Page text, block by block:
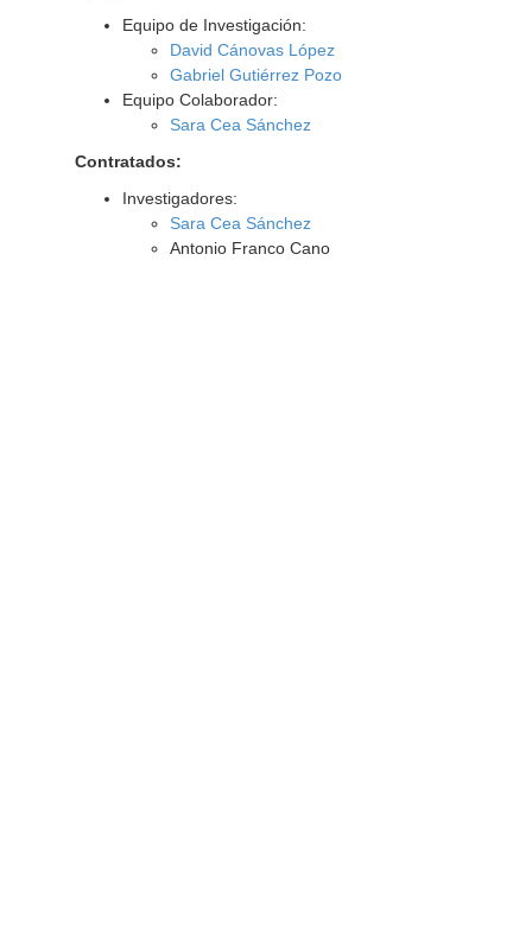
Equipo de Investigación:
David Cánovas López
Gabriel Gutiérrez Pozo
Equipo Colaborador:
Sara Cea Sánchez
Contratados:
Investigadores:
Sara Cea Sánchez
Antonio Franco Cano